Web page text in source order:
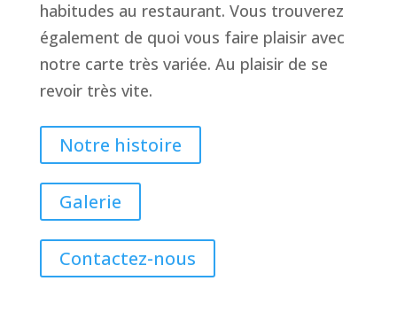
habitudes au restaurant. Vous trouverez
également de quoi vous faire plaisir avec
notre carte très variée. Au plaisir de se
revoir très vite.
Notre histoire
Galerie
Contactez-nous